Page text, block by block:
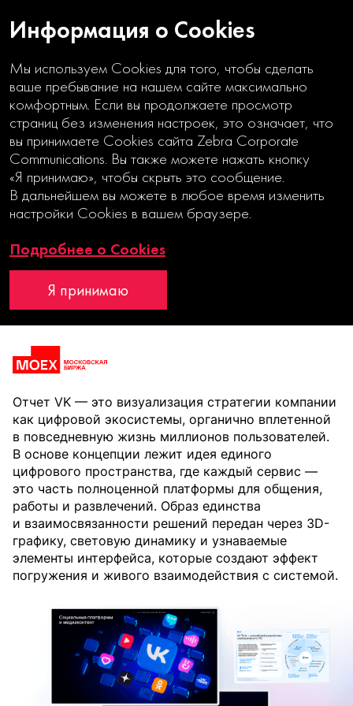
Цифровая
среда
vk.company.ru
Годовой отчет
Отчет VK — это визуализация стратегии компании
как цифровой экосистемы, органично вплетенной
в повседневную жизнь миллионов пользователей.
В основе концепции лежит идея единого
цифрового пространства, где каждый сервис —
это часть полноценной платформы для общения,
работы и развлечений. Образ единства
и взаимосвязанности решений передан через 3D-
графику, световую динамику и узнаваемые
элементы интерфейса, которые создают эффект
погружения и живого взаимодействия c системой.
Информация о Cookies
Мы используем Cookies для того, чтобы сделать
ваше пребывание на нашем сайте максимально
комфортным. Если вы продолжаете просмотр
страниц без изменения настроек, это означает, что
вы принимаете Cookies сайта Zebra Corporate
Communications. Вы также можете нажать кнопку
«Я принимаю», чтобы скрыть это сообщение.
В дальнейшем вы можете в любое время изменить
настройки Cookies в вашем браузере.
Подробнее о Cookies
Я принимаю